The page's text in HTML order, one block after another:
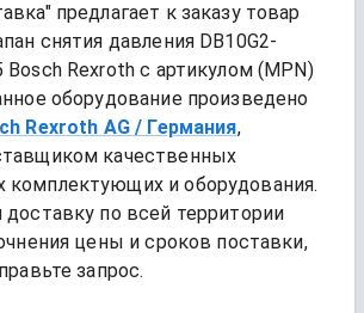
предлагает к заказу товар
снятия давления DB10G2-
Bosch Rexroth
с артикулом (MPN)
оборудование произведено
Rexroth AG / Германия,
качественных
и оборудования.
по всей территории
цены и сроков поставки,
запрос.